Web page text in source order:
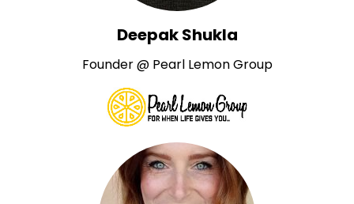
Deepak Shukla
Founder @ Pearl Lemon Group